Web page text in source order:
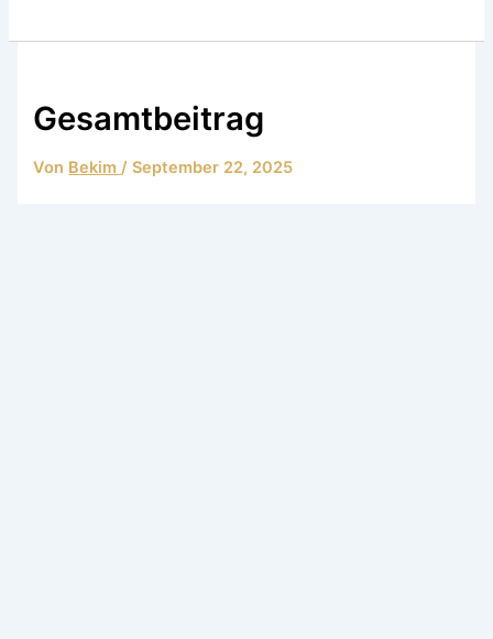
Gesamtbeitrag
Von Bekim/September 22, 2025